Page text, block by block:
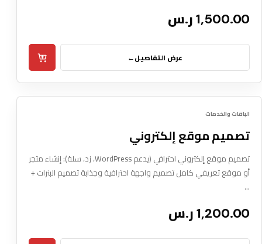
1,500.00 ر.س
عرض التفاصيل←
Box Pxl
DIGITAL SERVICE
الباقات والخدمات
تصميم موقع إلكتروني
تصميم موقع إلكتروني احترافي (يدعم WordPress، زد، سلة): إنشاء متجر
أو موقع تعريفي كامل تصميم واجهة احترافية وجذابة تصميم البنرات +
…
1,200.00 ر.س